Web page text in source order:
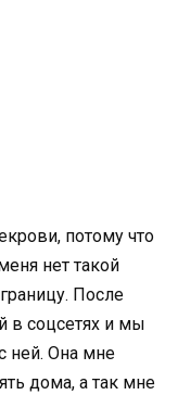
потому что
нет такой
После
в соцсетях и мы
ней. Она мне
дома, а так мне